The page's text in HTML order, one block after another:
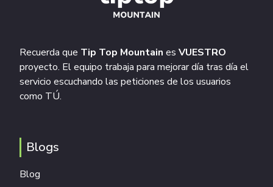
Recuerda que Tip Top Mountain es VUESTRO
proyecto. El equipo trabaja para mejorar día tras día el
servicio escuchando las peticiones de los usuarios
como TÚ.
Blogs
Blog